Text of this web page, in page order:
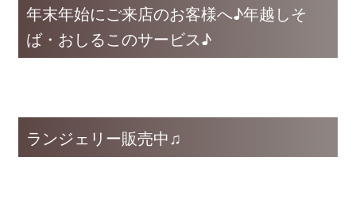
年末年始にご来店のお客様へ♪年越しそ
ば・おしるこのサービス♪
ランジェリー販売中♫